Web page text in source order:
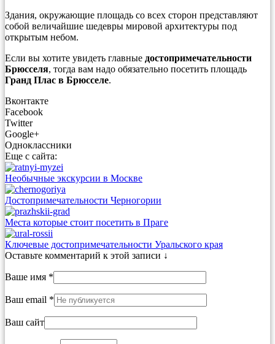
Здания, окружающие площадь со всех сторон представляют
собой величайшие шедевры мировой архитектуры под
открытым небом.
Если вы хотите увидеть главные достопримечательности
Брюсселя, тогда вам надо обязательно посетить площадь
Гранд Плас в Брюсселе.
Вконтакте
Facebook
Twitter
Google+
Одноклассники
Еще с сайта:
Необычные экскурсии в Москве
Достопримечательности Черногории
Места которые стоит посетить в Праге
Ключевые достопримечательности Уральского края
Оставьте комментарий к этой записи ↓
Ваше имя *
Ваш email *
Ваш сайт